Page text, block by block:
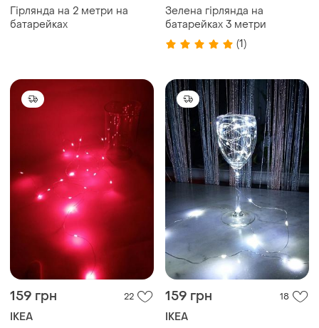
Гірлянда на 2 метри на
батарейках
Зелена гірлянда на
батарейках 3 метри
(1)
159 грн 22
IKEA
159 грн 18
IKEA